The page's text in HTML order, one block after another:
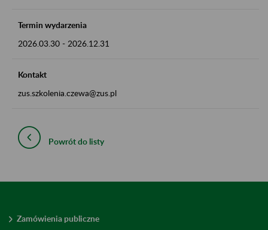
Termin wydarzenia
2026.03.30 - 2026.12.31
Kontakt
zus.szkolenia.czewa@zus.pl
Powrót do listy
Zamówienia publiczne